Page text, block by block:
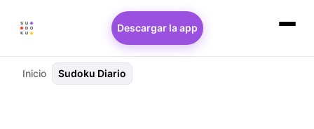
Descargar la app
Inicio Sudoku Diario